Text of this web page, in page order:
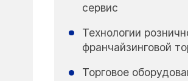
сервис
Технологии
франчайзинговой
Торговое